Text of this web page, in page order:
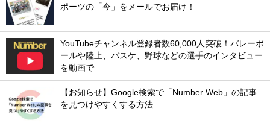
ポーツの「今」をメールでお届け！
YouTubeチャンネル登録者数60,000人突破！バレーボ
ールや陸上、バスケ、野球などの選手のインタビュー
を動画で
【お知らせ】Google検索で「Number Web」の記事
を見つけやすくする方法